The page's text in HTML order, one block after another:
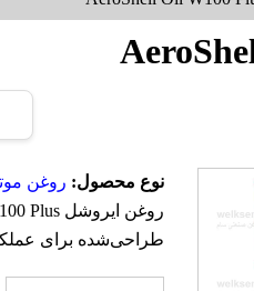
نوع محصول: روغن
طراحی‌شده برای